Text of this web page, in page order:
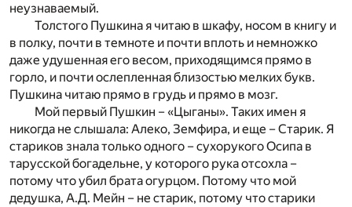
неузнаваемый.
Толстого Пушкина я читаю в шкафу, носом в книгу и
в полку, почти в темноте и почти вплоть и немножко
даже удушенная его весом, приходящимся прямо в
горло, и почти ослепленная близостью мелких букв.
Пушкина читаю прямо в грудь и прямо в мозг.
Мой первый Пушкин – «Цыганы». Таких имен я
никогда не слышала: Алеко, Земфира, и еще – Старик. Я
стариков знала только одного – сухорукого Осипа в
тарусской богадельне, у которого рука отсохла –
потому что убил брата огурцом. Потому что мой
дедушка, А.Д. Мейн – не старик, потому что старики